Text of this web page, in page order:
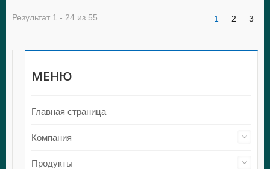
Результат 1 - 24 из 55 1 2 3
МЕНЮ
Главная страница
Компания
Продукты